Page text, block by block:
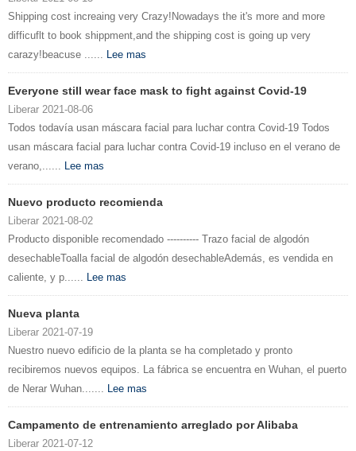
Shipping cost increaing very Crazy!Nowadays the it's more and more
difficuflt to book shippment,and the shipping cost is going up very
carazy!beacuse ...... Lee mas
Everyone still wear face mask to fight against Covid-19
Liberar 2021-08-06
Todos todavía usan máscara facial para luchar contra Covid-19 Todos
usan máscara facial para luchar contra Covid-19 incluso en el verano de
verano,...... Lee mas
Nuevo producto recomienda
Liberar 2021-08-02
Producto disponible recomendado ---------- Trazo facial de algodón
desechableToalla facial de algodón desechableAdemás, es vendida en
caliente, y p...... Lee mas
Nueva planta
Liberar 2021-07-19
Nuestro nuevo edificio de la planta se ha completado y pronto
recibiremos nuevos equipos. La fábrica se encuentra en Wuhan, el puerto
de Nerar Wuhan....... Lee mas
Campamento de entrenamiento arreglado por Alibaba
Liberar 2021-07-12